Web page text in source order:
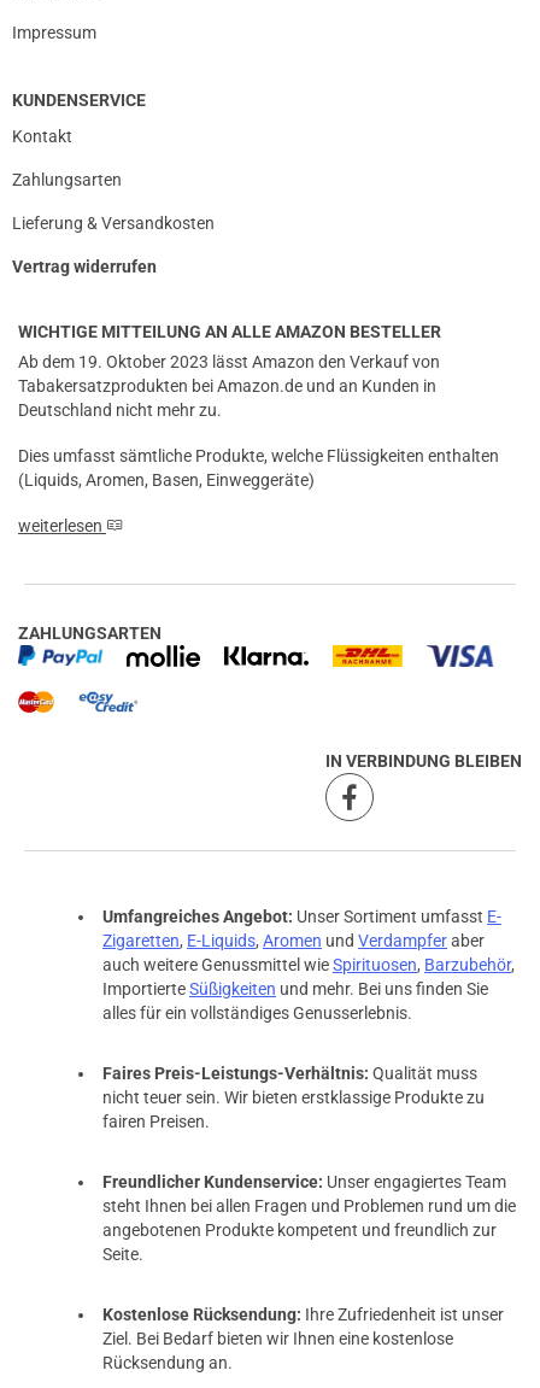
Impressum
KUNDENSERVICE
Kontakt
Zahlungsarten
Lieferung & Versandkosten
Vertrag widerrufen
WICHTIGE MITTEILUNG AN ALLE AMAZON BESTELLER
Ab dem 19. Oktober 2023 lässt Amazon den Verkauf von
Tabakersatzprodukten bei Amazon.de und an Kunden in
Deutschland nicht mehr zu.
Dies umfasst sämtliche Produkte, welche Flüssigkeiten enthalten
(Liquids, Aromen, Basen, Einweggeräte)
weiterlesen
ZAHLUNGSARTEN
IN VERBINDUNG BLEIBEN
Umfangreiches Angebot: Unser Sortiment umfasst E-
Zigaretten, E-Liquids, Aromen und Verdampferaber
auch weitere Genussmittel wieSpirituosen, Barzubehör,
ImportierteSüßigkeiten und mehr. Bei uns finden Sie
alles für ein vollständiges Genusserlebnis.
Faires Preis-Leistungs-Verhältnis: Qualität muss
nicht teuer sein. Wir bieten erstklassige Produkte zu
fairen Preisen.
Freundlicher Kundenservice: Unser engagiertes Team
steht Ihnen bei allen Fragen und Problemen rund um die
angebotenen Produkte kompetent und freundlich zur
Seite.
Kostenlose Rücksendung: Ihre Zufriedenheit ist unser
Ziel. Bei Bedarf bieten wir Ihnen eine kostenlose
Rücksendung an.